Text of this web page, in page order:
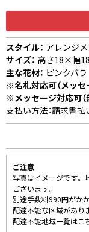
スタイル： アレンジ
サイズ： 高さ18×幅
主な花材： ピンクバラ
※名札対応可（メッ
※メッセージ対応可（
支払い方法：請求書
ご注意
写真はイメージです。
ございます。
別途手数料990円がか
配達不能な区域があり
配達不能地域一覧はこ